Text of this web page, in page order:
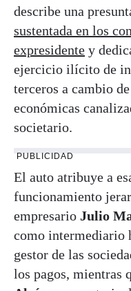
describe una
sustentada en los
expresidente y
ejercicio ilícito de
terceros a cambio
económicas
societario.
PUBLICIDAD
El auto atribuye a
funcionamiento
empresario Julio
como intermediario
gestor de las
los pagos, mientras